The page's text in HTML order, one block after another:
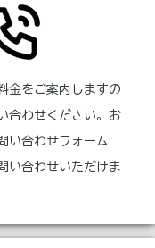
金をご案内しますの
合わせください。お
い合わせフォーム
い合わせいただけま